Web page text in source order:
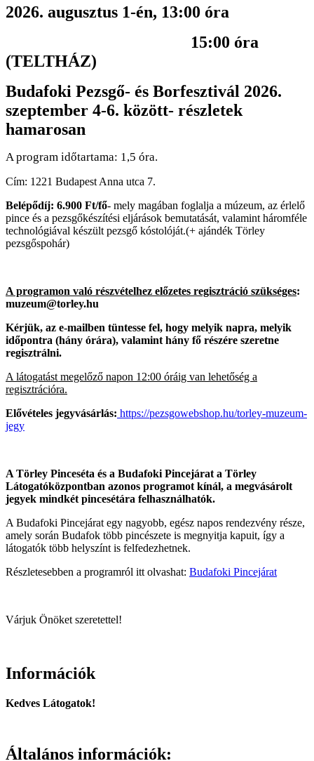
2026. augusztus 1-én, 13:00 óra
15:00 óra
(TELTHÁZ)
Budafoki Pezsgő- és Borfesztivál 2026.
szeptember 4-6. között- részletek
hamarosan
A program időtartama: 1,5 óra.
Cím: 1221 Budapest Anna utca 7.
Belépődíj: 6.900 Ft/fő- mely magában foglalja a múzeum, az érlelő
pince és a pezsgőkészítési eljárások bemutatását, valamint háromféle
technológiával készült pezsgő kóstolóját.(+ ajándék Törley
pezsgőspohár)
A programon való részvételhez előzetes regisztráció szükséges:
muzeum@torley.hu
Kérjük, az e-mailben tüntesse fel, hogy melyik napra, melyik
időpontra (hány órára), valamint hány fő részére szeretne
regisztrálni.
A látogatást megelőző napon 12:00 óráig van lehetőség a
regisztrációra.
Elővételes jegyvásárlás: https://pezsgowebshop.hu/torley-muzeum-
jegy
A Törley Pinceséta és a Budafoki Pincejárat a Törley
Látogatóközpontban azonos programot kínál, a megvásárolt
jegyek mindkét pincesétára felhasználhatók.
A Budafoki Pincejárat egy nagyobb, egész napos rendezvény része,
amely során Budafok több pincészete is megnyitja kapuit, így a
látogatók több helyszínt is felfedezhetnek.
Részletesebben a programról itt olvashat: Budafoki Pincejárat
Várjuk Önöket szeretettel!
Információk
Kedves Látogatok!
Általános információk: